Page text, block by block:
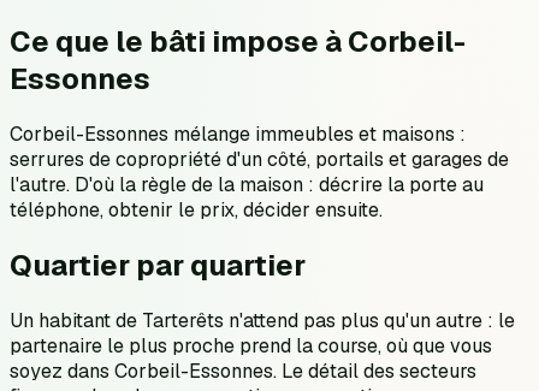
Ce que le bâti impose à Corbeil-
Essonnes
Corbeil-Essonnes mélange immeubles et maisons :
serrures de copropriété d'un côté, portails et garages de
l'autre. D'où la règle de la maison : décrire la porte au
téléphone, obtenir le prix, décider ensuite.
Quartier par quartier
Un habitant de Tarterêts n'attend pas plus qu'un autre : le
partenaire le plus proche prend la course, où que vous
soyez dans Corbeil-Essonnes. Le détail des secteurs